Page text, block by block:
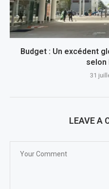
Budget : Un excédent
selon
31
LEAVE A